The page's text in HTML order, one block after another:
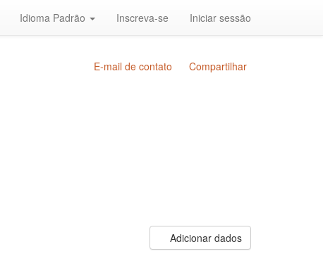
Idioma Padrão Inscreva-se Iniciar sessão
E-mail de contato Compartilhar
Adicionar dados